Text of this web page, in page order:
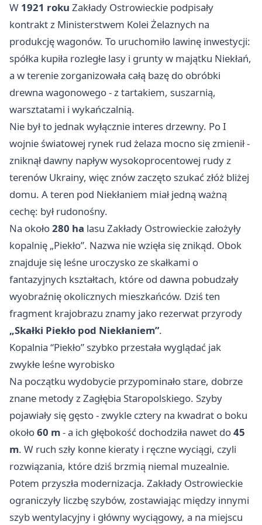
W 1921 roku Zakłady Ostrowieckie podpisały
kontrakt z Ministerstwem Kolei Żelaznych na
produkcję wagonów. To uruchomiło lawinę inwestycji:
spółka kupiła rozległe lasy i grunty w majątku Niekłań,
a w terenie zorganizowała całą bazę do obróbki
drewna wagonowego - z tartakiem, suszarnią,
warsztatami i wykańczalnią.
Nie był to jednak wyłącznie interes drzewny. Po I
wojnie światowej rynek rud żelaza mocno się zmienił -
zniknął dawny napływ wysokoprocentowej rudy z
terenów Ukrainy, więc znów zaczęto szukać złóż bliżej
domu. A teren pod Niekłaniem miał jedną ważną
cechę: był rudonośny.
Na około280 ha lasu Zakłady Ostrowieckie założyły
kopalnię „Piekło”. Nazwa nie wzięła się znikąd. Obok
znajduje się leśne uroczysko ze skałkami o
fantazyjnych kształtach, które od dawna pobudzały
wyobraźnię okolicznych mieszkańców. Dziś ten
fragment krajobrazu znamy jako rezerwat przyrody
„Skałki Piekło pod Niekłaniem”.
Kopalnia “Piekło” szybko przestała wyglądać jak
zwykłe leśne wyrobisko
Na początku wydobycie przypominało stare, dobrze
znane metody z Zagłębia Staropolskiego. Szyby
pojawiały się gęsto - zwykle cztery na kwadrat o boku
około60 m- a ich głębokość dochodziła nawet do45
m. W ruch szły konne kieraty i ręczne wyciągi, czyli
rozwiązania, które dziś brzmią niemal muzealnie.
Potem przyszła modernizacja. Zakłady Ostrowieckie
ograniczyły liczbę szybów, zostawiając między innymi
szyb wentylacyjny i główny wyciągowy, a na miejscu